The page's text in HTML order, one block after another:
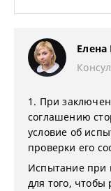
Елена
1. При
соглашению
условие об
проверки его
Испытание при
для того, чтобы